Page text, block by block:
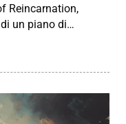
Reincarnation,
un piano di…